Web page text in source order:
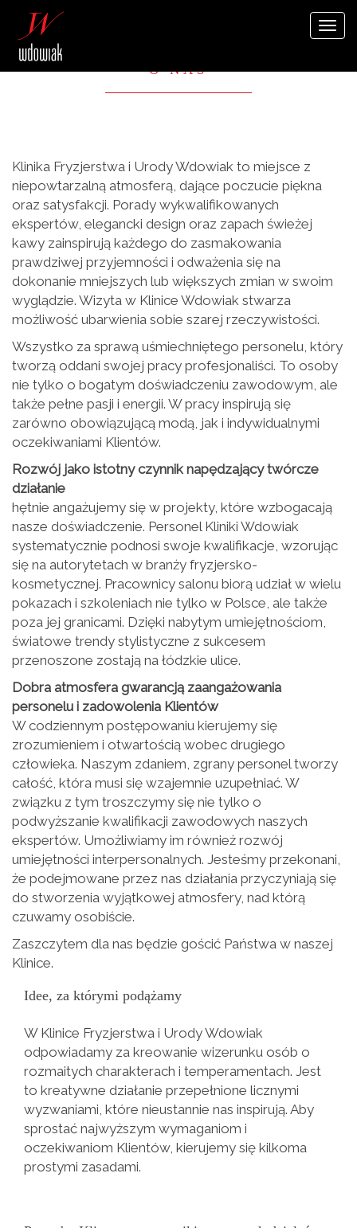
O NAS
Klinika Fryzjerstwa i Urody Wdowiak to miejsce z
niepowtarzalną atmosferą, dające poczucie piękna
oraz satysfakcji. Porady wykwalifikowanych
ekspertów, elegancki design oraz zapach świeżej
kawy zainspirują każdego do zasmakowania
prawdziwej przyjemności i odważenia się na
dokonanie mniejszych lub większych zmian w swoim
wyglądzie. Wizyta w Klinice Wdowiak stwarza
możliwość ubarwienia sobie szarej rzeczywistości.
Wszystko za sprawą uśmiechniętego personelu, który
tworzą oddani swojej pracy profesjonaliści. To osoby
nie tylko o bogatym doświadczeniu zawodowym, ale
także pełne pasji i energii. W pracy inspirują się
zarówno obowiązującą modą, jak i indywidualnymi
oczekiwaniami Klientów.
Rozwój jako istotny czynnik napędzający twórcze
działanie
hętnie angażujemy się w projekty, które wzbogacają
nasze doświadczenie. Personel Kliniki Wdowiak
systematycznie podnosi swoje kwalifikacje, wzorując
się na autorytetach w branży fryzjersko-
kosmetycznej. Pracownicy salonu biorą udział w wielu
pokazach i szkoleniach nie tylko w Polsce, ale także
poza jej granicami. Dzięki nabytym umiejętnościom,
światowe trendy stylistyczne z sukcesem
przenoszone zostają na łódzkie ulice.
Dobra atmosfera gwarancją zaangażowania
personelu i zadowolenia Klientów
W codziennym postępowaniu kierujemy się
zrozumieniem i otwartością wobec drugiego
człowieka. Naszym zdaniem, zgrany personel tworzy
całość, która musi się wzajemnie uzupełniać. W
związku z tym troszczymy się nie tylko o
podwyższanie kwalifikacji zawodowych naszych
ekspertów. Umożliwiamy im również rozwój
umiejętności interpersonalnych. Jesteśmy przekonani,
że podejmowane przez nas działania przyczyniają się
do stworzenia wyjątkowej atmosfery, nad którą
czuwamy osobiście.
Zaszczytem dla nas będzie gościć Państwa w naszej
Klinice.
Idee, za którymi podążamy
W Klinice Fryzjerstwa i Urody Wdowiak
odpowiadamy za kreowanie wizerunku osób o
rozmaitych charakterach i temperamentach. Jest
to kreatywne działanie przepełnione licznymi
wyzwaniami, które nieustannie nas inspirują. Aby
sprostać najwyższym wymaganiom i
oczekiwaniom Klientów, kierujemy się kilkoma
prostymi zasadami.